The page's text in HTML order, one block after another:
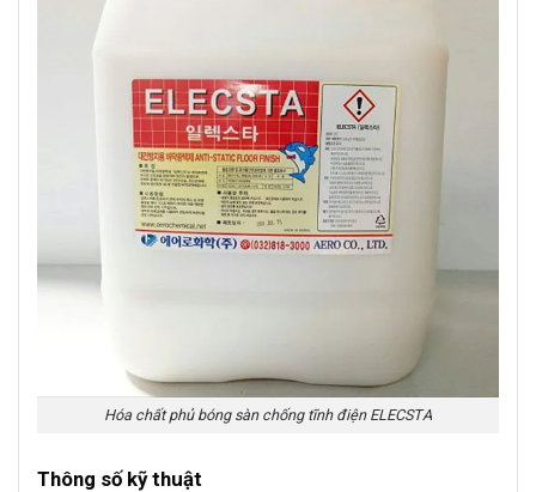
Hóa chất phủ bóng sàn chống tĩnh điện ELECSTA
Thông số kỹ thuật